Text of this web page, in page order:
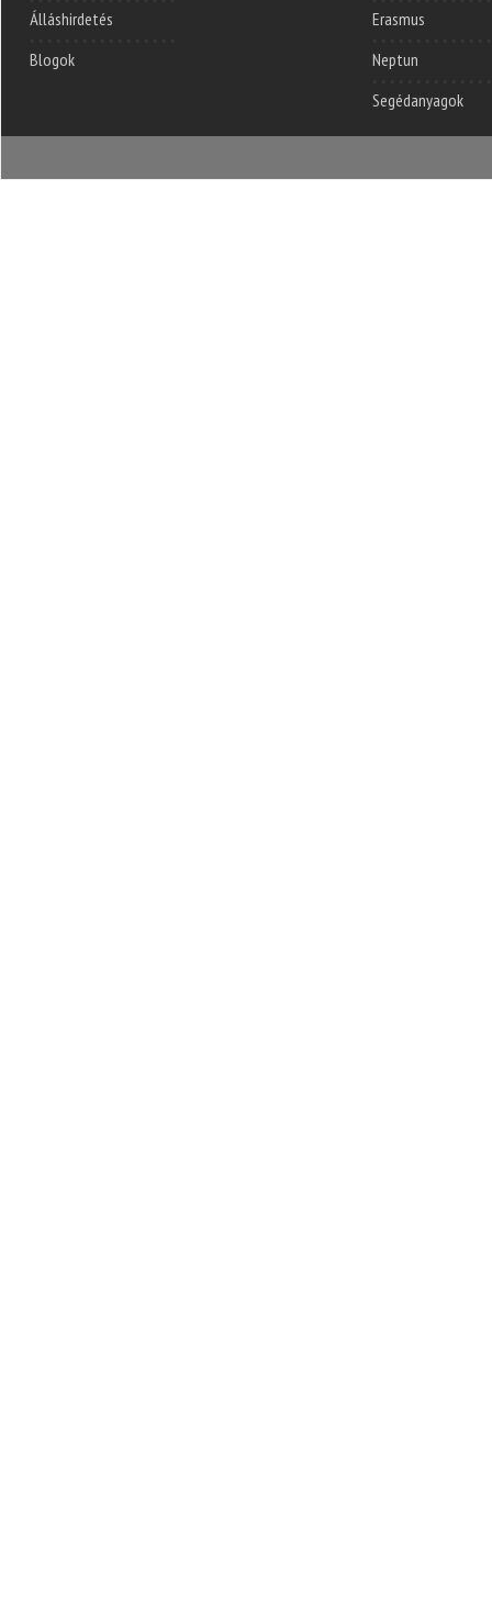
Álláshirdetés
Blogok
Erasmus
Neptun
Segédanyagok